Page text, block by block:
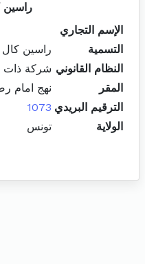
راسين
الإسم التجاري
التسمية
راسين كال
النظام القانوني شركة ذات
المقر
نهج امام رصاع عدد 22
الترقيم البريدي 1073
الولاية
تونس